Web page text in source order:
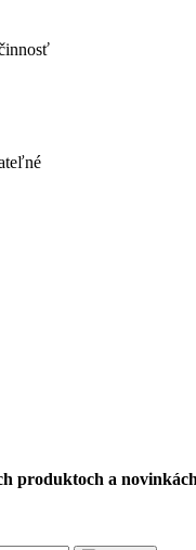
produktoch a novinkách